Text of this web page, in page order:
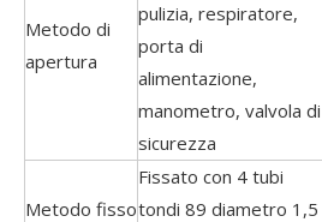
Metodo di
apertura
pulizia, respiratore,
porta di
alimentazione,
manometro, valvola di
sicurezza
Metodo fisso
Fissato con 4 tubi
tondi 89 diametro 1,5